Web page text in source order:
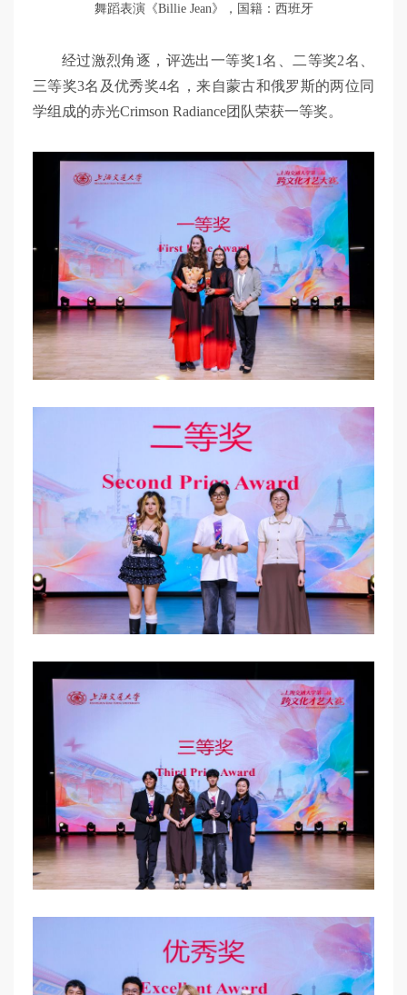
舞蹈表演《Billie Jean》，国籍：西班牙
经过激烈角逐，评选出一等奖1名、二等奖2名、
三等奖3名及优秀奖4名，来自蒙古和俄罗斯的两位同
学组成的赤光Crimson Radiance团队荣获一等奖。